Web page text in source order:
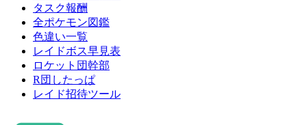
タスク報酬
全ポケモン図鑑
色違い一覧
レイドボス早見表
ロケット団幹部
R団したっぱ
レイド招待ツール